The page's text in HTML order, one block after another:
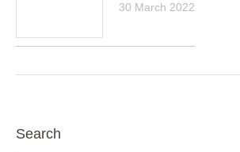
30 March 2022
Search